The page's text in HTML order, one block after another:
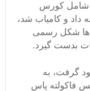
شامل کورس
داد و کامیاب شد،
ها شکل رسمی
بدست گیرد.
گرفت، به
فاکولته پاس